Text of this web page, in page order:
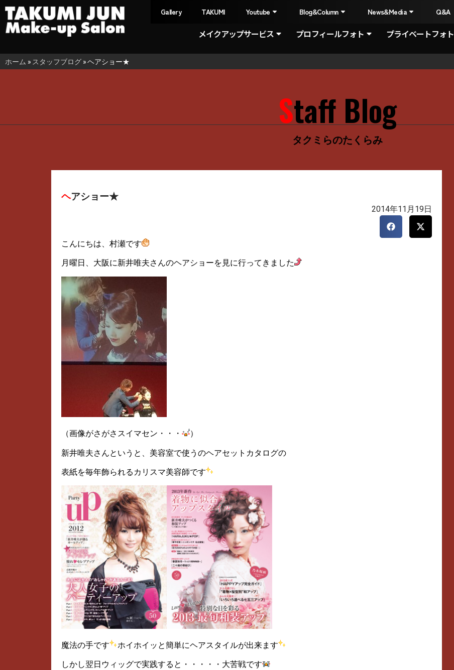
Gallery TAKUMI Youtube Blog&Column News&Media Q&A
メイクアップサービス プロフィールフォト プライベートフォト
ホーム » スタッフブログ »ヘアショー★
Staff Blog
タクミらのたくらみ
ヘアショー★
2014年11月19日
こんにちは、村瀬です
月曜日、大阪に新井唯夫さんのヘアショーを見に行ってきました
（画像がさがさスイマセン・・・ ）
新井唯夫さんというと、美容室で使うのヘアセットカタログの
表紙を毎年飾られるカリスマ美容師です
魔法の手です ホイホイッと簡単にヘアスタイルが出来ます
しかし翌日ウィッグで実践すると・・・・・大苦戦です